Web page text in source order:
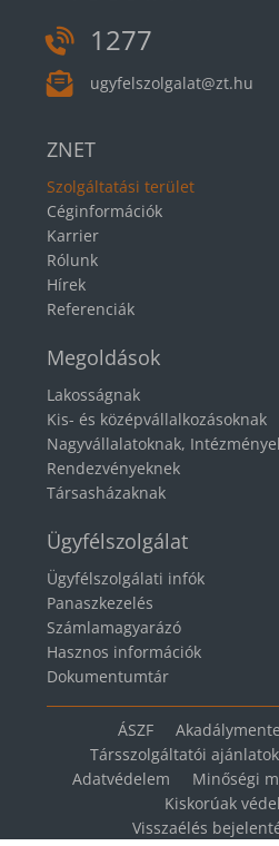
1277
ugyfelszolgalat@zt.hu
ZNET
Szolgáltatási terület
Céginformációk
Karrier
Rólunk
Hírek
Referenciák
Megoldások
Lakosságnak
Kis- és középvállalkozásoknak
Nagyvállalatoknak,
Rendezvényeknek
Társasházaknak
Ügyfélszolgálat
Ügyfélszolgálati infók
Panaszkezelés
Számlamagyarázó
Hasznos információk
Dokumentumtár
ÁSZF
Társszolgáltatói ajánlatok
Adatvédelem
Minőségi
Kiskorúak
Visszaélés